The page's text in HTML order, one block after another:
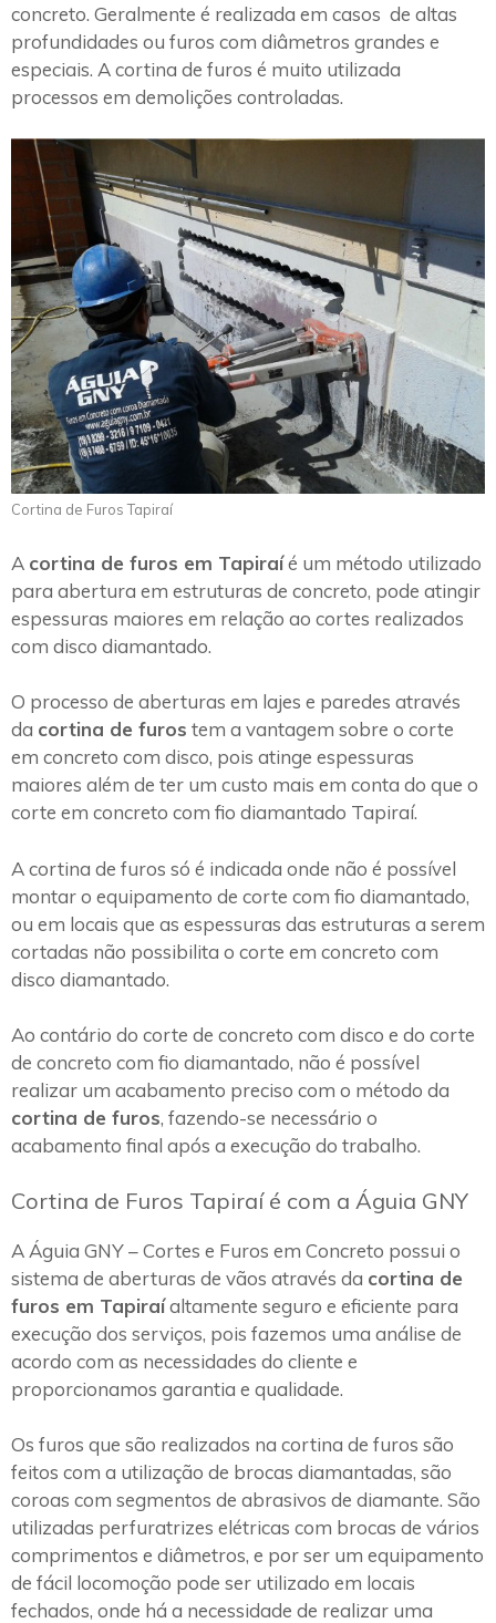
concreto. Geralmente é realizada em casos de altas
profundidades ou furos com diâmetros grandes e
especiais. A cortina de furos é muito utilizada
processos em demolições controladas.
Cortina de Furos Tapiraí
A cortina de furos em Tapiraíé um método utilizado
para abertura em estruturas de concreto, pode atingir
espessuras maiores em relação ao cortes realizados
com disco diamantado.
O processo de aberturas em lajes e paredes através
da cortina de furos tem a vantagem sobre o corte
em concreto com disco, pois atinge espessuras
maiores além de ter um custo mais em conta do que o
corte em concreto com fio diamantado Tapiraí.
A cortina de furos só é indicada onde não é possível
montar o equipamento de corte com fio diamantado,
ou em locais que as espessuras das estruturas a serem
cortadas não possibilita o corte em concreto com
disco diamantado.
Ao contário do corte de concreto com disco e do corte
de concreto com fio diamantado, não é possível
realizar um acabamento preciso com o método da
cortina de furos, fazendo-se necessário o
acabamento final após a execução do trabalho.
Cortina de Furos Tapiraí é com a Águia GNY
A Águia GNY – Cortes e Furos em Concreto possui o
sistema de aberturas de vãos através da cortina de
furos em Tapiraíaltamente seguro e eficiente para
execução dos serviços, pois fazemos uma análise de
acordo com as necessidades do cliente e
proporcionamos garantia e qualidade.
Os furos que são realizados na cortina de furos são
feitos com a utilização de brocas diamantadas, são
coroas com segmentos de abrasivos de diamante. São
utilizadas perfuratrizes elétricas com brocas de vários
comprimentos e diâmetros, e por ser um equipamento
de fácil locomoção pode ser utilizado em locais
fechados, onde há a necessidade de realizar uma